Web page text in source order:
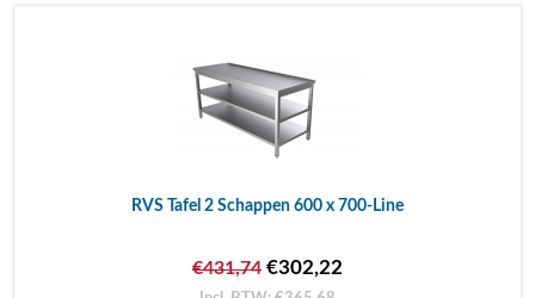
RVS Tafel 2 Schappen 600 x 700-Line
€431,74 €302,22